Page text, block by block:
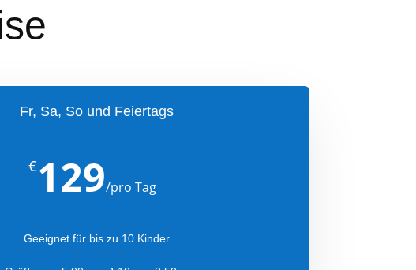
Fr, Sa, So und Feiertags
€129/pro Tag
Geeignet für bis zu 10 Kinder